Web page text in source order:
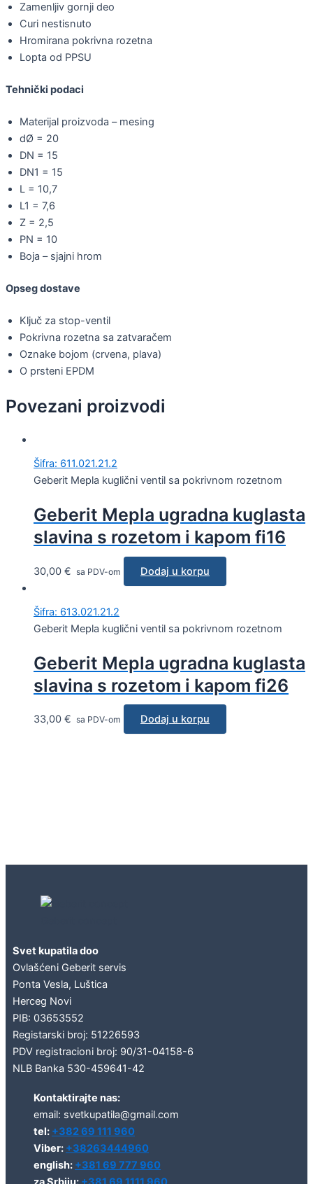
Zamenljiv gornji deo
Curi nestisnuto
Hromirana pokrivna rozetna
Lopta od PPSU
Tehnički podaci
Materijal proizvoda – mesing
dØ = 20
DN = 15
DN1 = 15
L = 10,7
L1 = 7,6
Z = 2,5
PN = 10
Boja – sjajni hrom
Opseg dostave
Ključ za stop-ventil
Pokrivna rozetna sa zatvaračem
Oznake bojom (crvena, plava)
O prsteni EPDM
Povezani proizvodi
Šifra: 611.021.21.2
Geberit Mepla kuglični ventil sa pokrivnom rozetnom
Geberit Mepla ugradna kuglasta
slavina s rozetom i kapom fi16
30,00 € sa PDV-om Dodaj u korpu
Šifra: 613.021.21.2
Geberit Mepla kuglični ventil sa pokrivnom rozetnom
Geberit Mepla ugradna kuglasta
slavina s rozetom i kapom fi26
33,00 € sa PDV-om Dodaj u korpu
Svet kupatila doo
Ovlašćeni Geberit servis
Ponta Vesla, Luštica
Herceg Novi
PIB: 03653552
Registarski broj: 51226593
PDV registracioni broj: 90/31-04158-6
NLB Banka 530-459641-42
Kontaktirajte nas:
email: svetkupatila@gmail.com
tel: +382 69 111 960
Viber: +38263444960
english: +381 69 777 960